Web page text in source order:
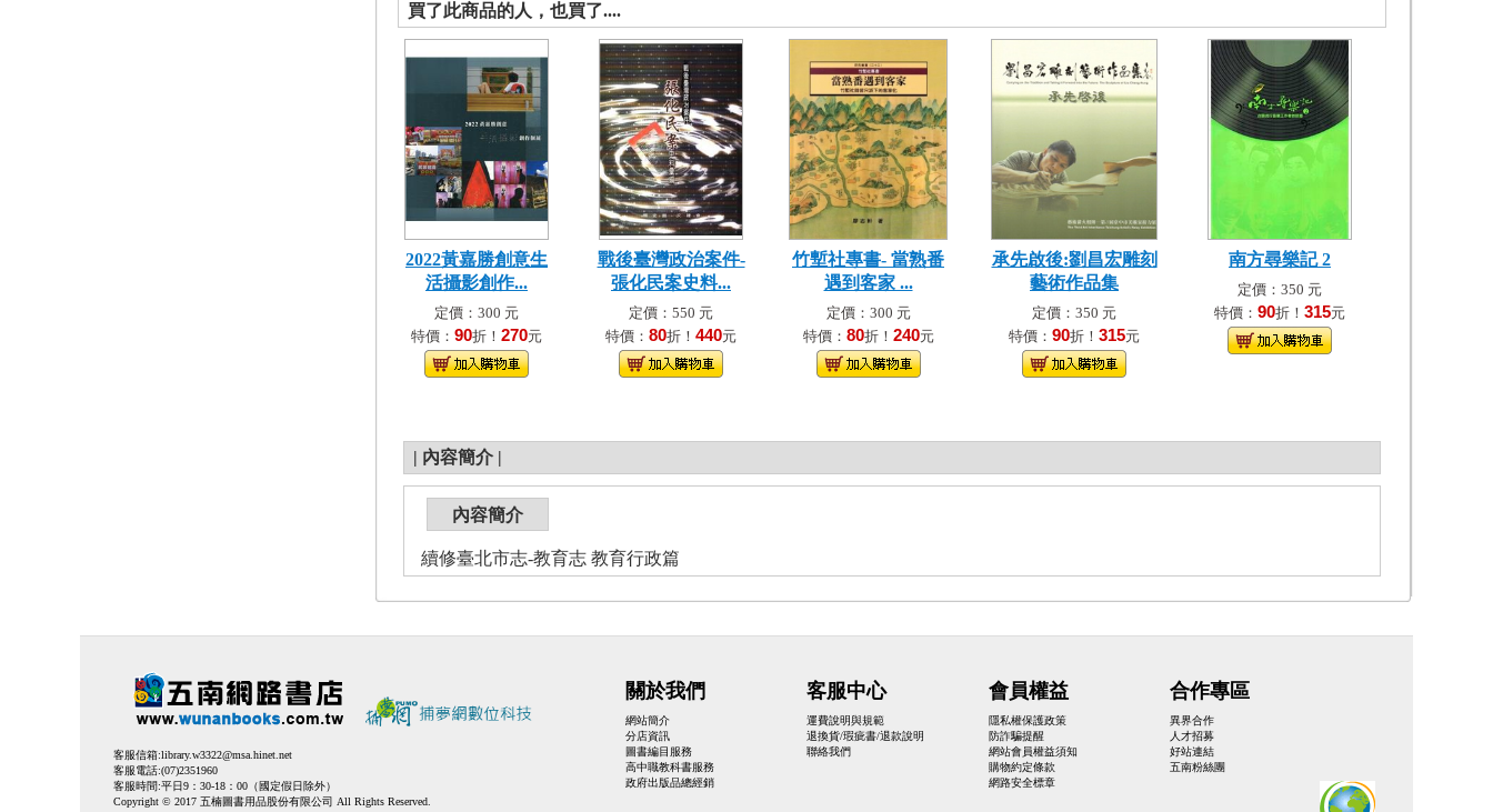
買了此商品的人，也買了....
2022黃嘉勝創意生
活攝影創作...
定價：300 元
特價： 90折！ 270元
戰後臺灣政治案件-
張化民案史料...
定價：550 元
特價： 80折！ 440元
竹塹社專書- 當熟番
遇到客家 ...
定價：300 元
特價： 80折！ 240元
承先啟後:劉昌宏雕刻
藝術作品集
定價：350 元
特價： 90折！ 315元
南方尋樂記 2
定價：350 元
特價： 90折！ 315元
| 內容簡介 |
內容簡介
續修臺北市志-教育志 教育行政篇
客服信箱:library.w3322@msa.hinet.net
客服電話:(07)2351960
客服時間:平日9：30-18：00（國定假日除外）
Copyright © 2017 五楠圖書用品股份有限公司 All Rights Reserved.
關於我們
網站簡介
分店資訊
圖書編目服務
高中職教科書服務
政府出版品總經銷
客服中心
運費說明與規範
退換貨/瑕疵書/退款說明
聯絡我們
會員權益
隱私權保護政策
防詐騙提醒
網站會員權益須知
購物約定條款
網路安全標章
合作專區
異界合作
人才招募
好站連結
五南粉絲團